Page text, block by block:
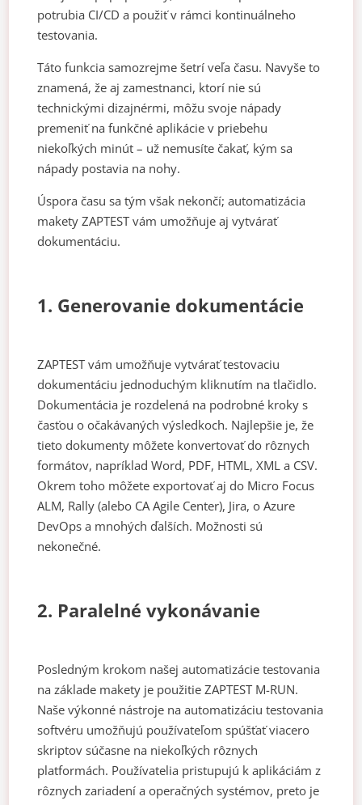
potrubia CI/CD a použiť v rámci kontinuálneho
testovania.
Táto funkcia samozrejme šetrí veľa času. Navyše to
znamená, že aj zamestnanci, ktorí nie sú
technickými dizajnérmi, môžu svoje nápady
premeniť na funkčné aplikácie v priebehu
niekoľkých minút – už nemusíte čakať, kým sa
nápady postavia na nohy.
Úspora času sa tým však nekončí; automatizácia
makety ZAPTEST vám umožňuje aj vytvárať
dokumentáciu.
1. Generovanie dokumentácie
ZAPTEST vám umožňuje vytvárať testovaciu
dokumentáciu jednoduchým kliknutím na tlačidlo.
Dokumentácia je rozdelená na podrobné kroky s
časťou o očakávaných výsledkoch. Najlepšie je, že
tieto dokumenty môžete konvertovať do rôznych
formátov, napríklad Word, PDF, HTML, XML a CSV.
Okrem toho môžete exportovať aj do Micro Focus
ALM, Rally (alebo CA Agile Center), Jira, o Azure
DevOps a mnohých ďalších. Možnosti sú
nekonečné.
2. Paralelné vykonávanie
Posledným krokom našej automatizácie testovania
na základe makety je použitie ZAPTEST M-RUN.
Naše výkonné nástroje na automatizáciu testovania
softvéru umožňujú používateľom spúšťať viacero
skriptov súčasne na niekoľkých rôznych
platformách. Používatelia pristupujú k aplikáciám z
rôznych zariadení a operačných systémov, preto je